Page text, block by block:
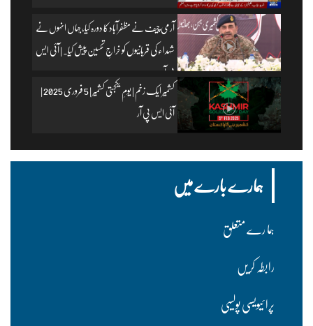
آرمی چیف نے مظفرآباد کا دورہ کیا، جہاں انہوں نے
شہداء کی قربانیوں کو خراجِ تحسین پیش کیا۔ | آئی ایس
پی آر
کشمیر ایک زخم | یومِ یکجہتی کشمیر | 5 فروری 2025 |
آئی ایس پی آر
ہمارے بارے میں
ہما رے متعلق
رابطہ کریں
پرا ئیویسی پولسیی